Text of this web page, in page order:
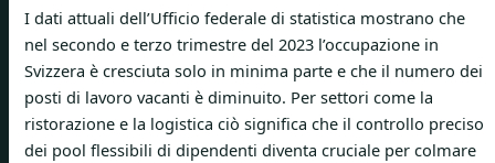
I dati attuali dell’Ufficio federale di statistica mostrano che
nel secondo e terzo trimestre del 2023 l’occupazione in
Svizzera è cresciuta solo in minima parte e che il numero dei
posti di lavoro vacanti è diminuito. Per settori come la
ristorazione e la logistica ciò significa che il controllo preciso
dei pool flessibili di dipendenti diventa cruciale per colmare